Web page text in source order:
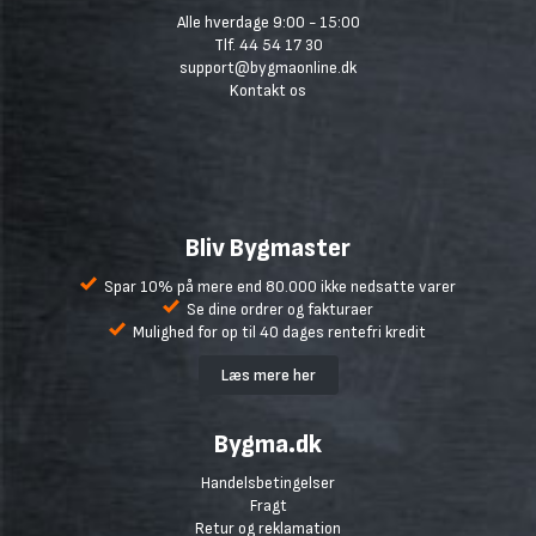
du få vurderet behovet for omfangsdræn.
Alle hverdage 9:00 - 15:00
Tlf. 44 54 17 30
support@bygmaonline.dk
Kontakt os
Bliv Bygmaster
Spar 10% på mere end 80.000 ikke nedsatte varer
Se dine ordrer og fakturaer
Mulighed for op til 40 dages rentefri kredit
Læs mere her
Bygma.dk
Handelsbetingelser
Fragt
Retur og reklamation